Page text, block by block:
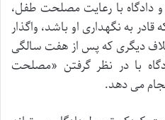
دادگاه با رعایت مصلحت طفل،
به نگهداری او باشد، واگذار
دیگری که پس از هفت سالگی
با در نظر گرفتن «مصلحت
می دهد.